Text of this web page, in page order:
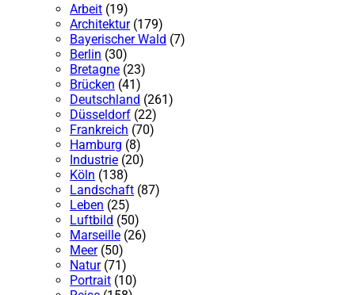
Arbeit (19)
Architektur(179)
Bayerischer Wald (7)
Berlin (30)
Bretagne (23)
Brücken (41)
Deutschland (261)
Düsseldorf (22)
Frankreich (70)
Hamburg (8)
Industrie (20)
Köln (138)
Landschaft (87)
Leben (25)
Luftbild (50)
Marseille (26)
Meer(50)
Natur(71)
Portrait (10)